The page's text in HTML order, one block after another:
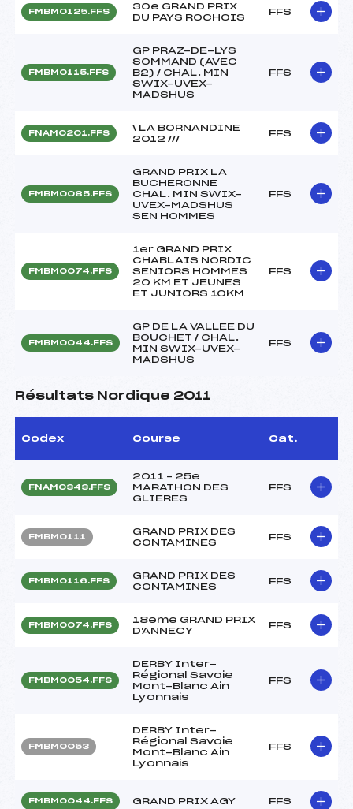
FMBM0125.FFS
30e GRAND PRIX
DU PAYS ROCHOIS
FFS
FMBM0115.FFS
GP PRAZ-DE-LYS
SOMMAND (AVEC
B2) / CHAL. MIN
SWIX-UVEX-
MADSHUS
FFS
FNAM0201.FFS
\ LA BORNANDINE
2012 ///
FFS
FMBM0085.FFS
GRAND PRIX LA
BUCHERONNE
CHAL. MIN SWIX-
UVEX-MADSHUS
SEN HOMMES
FFS
FMBM0074.FFS
1er GRAND PRIX
CHABLAIS NORDIC
SENIORS HOMMES
20 KM ET JEUNES
ET JUNIORS 10KM
FFS
FMBM0044.FFS
GP DE LA VALLEE DU
BOUCHET / CHAL.
MIN SWIX-UVEX-
MADSHUS
FFS
Résultats Nordique 2011
Codex Course Cat.
FNAM0343.FFS
2011 – 25e
MARATHON DES
GLIERES
FFS
FMBM0111
GRAND PRIX DES
CONTAMINES
FFS
FMBM0116.FFS
GRAND PRIX DES
CONTAMINES
FFS
FMBM0074.FFS
18eme GRAND PRIX
D'ANNECY
FFS
FMBM0054.FFS
DERBY Inter-
Régional Savoie
Mont-Blanc Ain
Lyonnais
FFS
FMBM0053
DERBY Inter-
Régional Savoie
Mont-Blanc Ain
Lyonnais
FFS
FMBM0044.FFS GRAND PRIX AGY FFS